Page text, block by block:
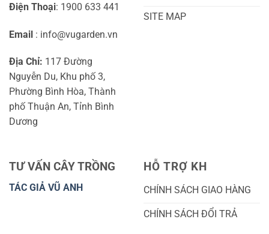
Điện Thoại: 1900 633 441
Email : info@vugarden.vn
Địa Chỉ: 117 Đường
Nguyễn Du, Khu phố 3,
Phường Bình Hòa, Thành
phố Thuận An, Tỉnh Bình
Dương
SITE MAP
TƯ VẤN CÂY TRỒNG
TÁC GIẢ VŨ ANH
HỖ TRỢ KH
CHÍNH SÁCH GIAO HÀNG
CHÍNH SÁCH ĐỔI TRẢ